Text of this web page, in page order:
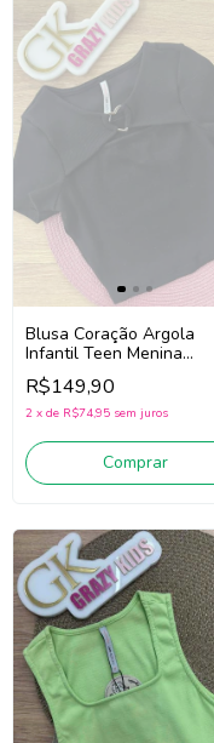
Blusa Coração Argola
Infantil Teen Menina
Authoria R4458 (Preto)
R$149,90
2 x de R$74,95 sem juros
Comprar